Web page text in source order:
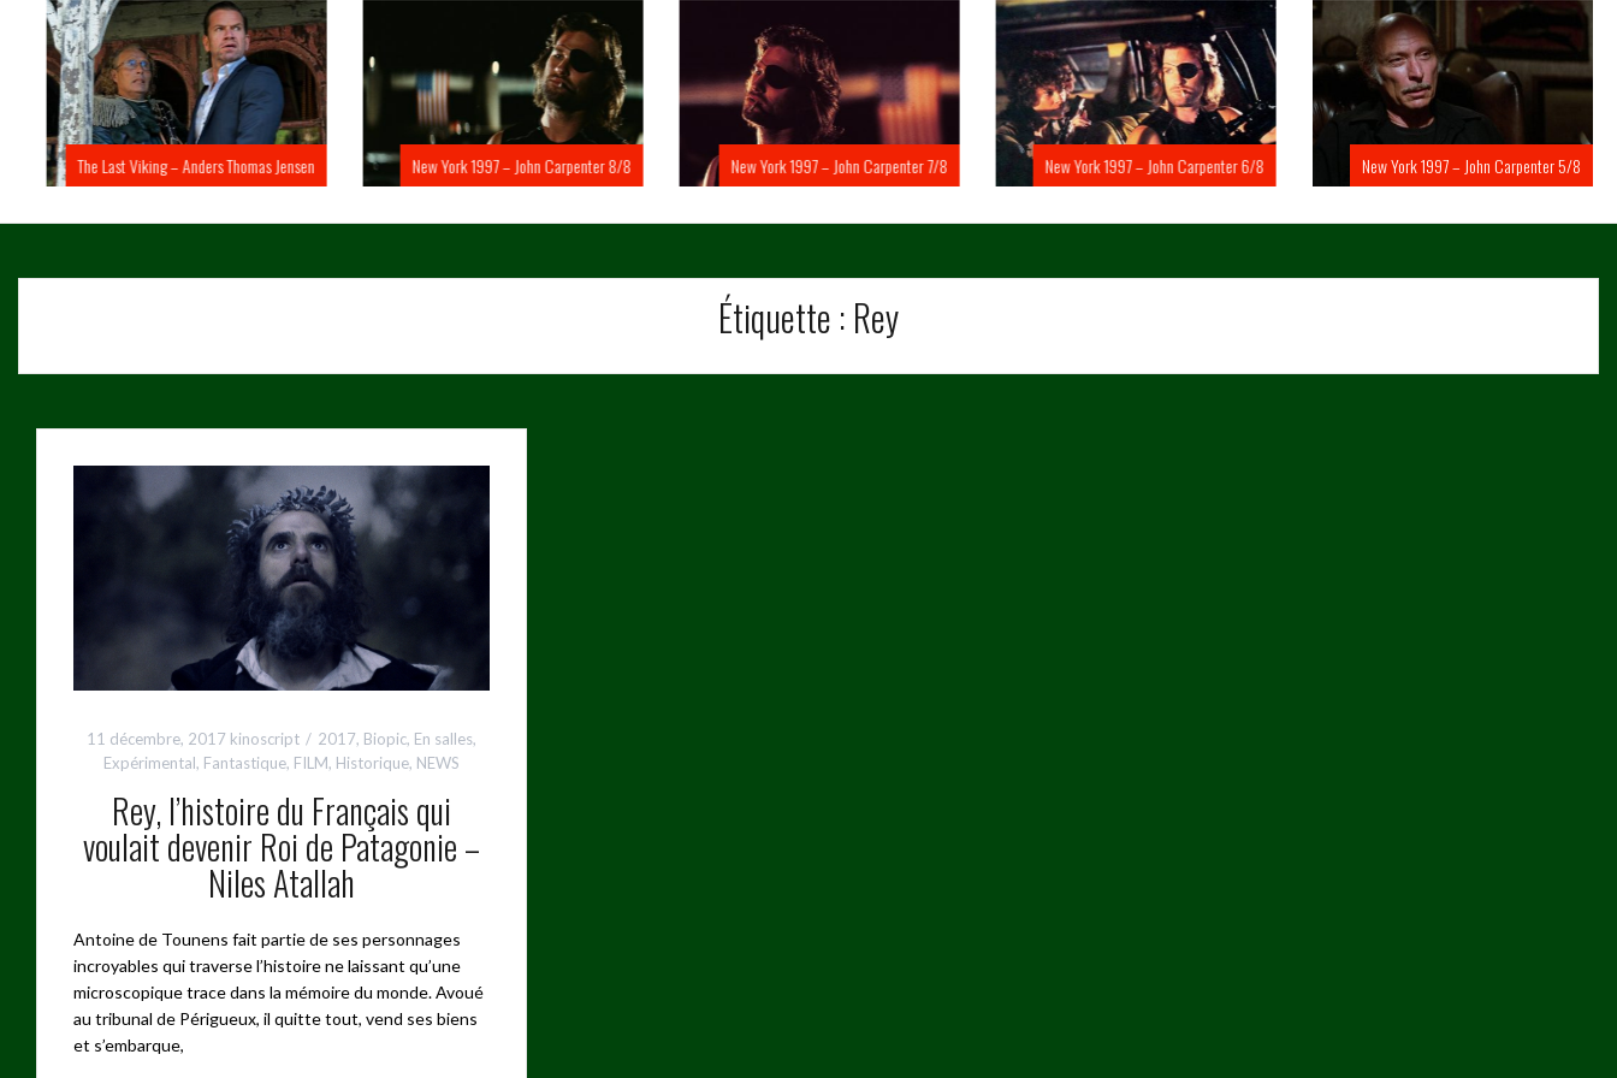
The Last Viking – Anders Thomas Jensen New York 1997 – John Carpenter 8/8 New York 1997 – John Carpenter 7/8 New York 1997 – John Carpenter 6/8 New York 1997 – John Carpenter 5/8
Étiquette : Rey
11 décembre, 2017 kinoscript 2017, Biopic, En salles,
Expérimental, Fantastique, FILM, Historique, NEWS
Rey, l’histoire du Français qui
voulait devenir Roi de Patagonie –
Niles Atallah
Antoine de Tounens fait partie de ses personnages
incroyables qui traverse l’histoire ne laissant qu’une
microscopique trace dans la mémoire du monde. Avoué
au tribunal de Périgueux, il quitte tout, vend ses biens
et s’embarque,